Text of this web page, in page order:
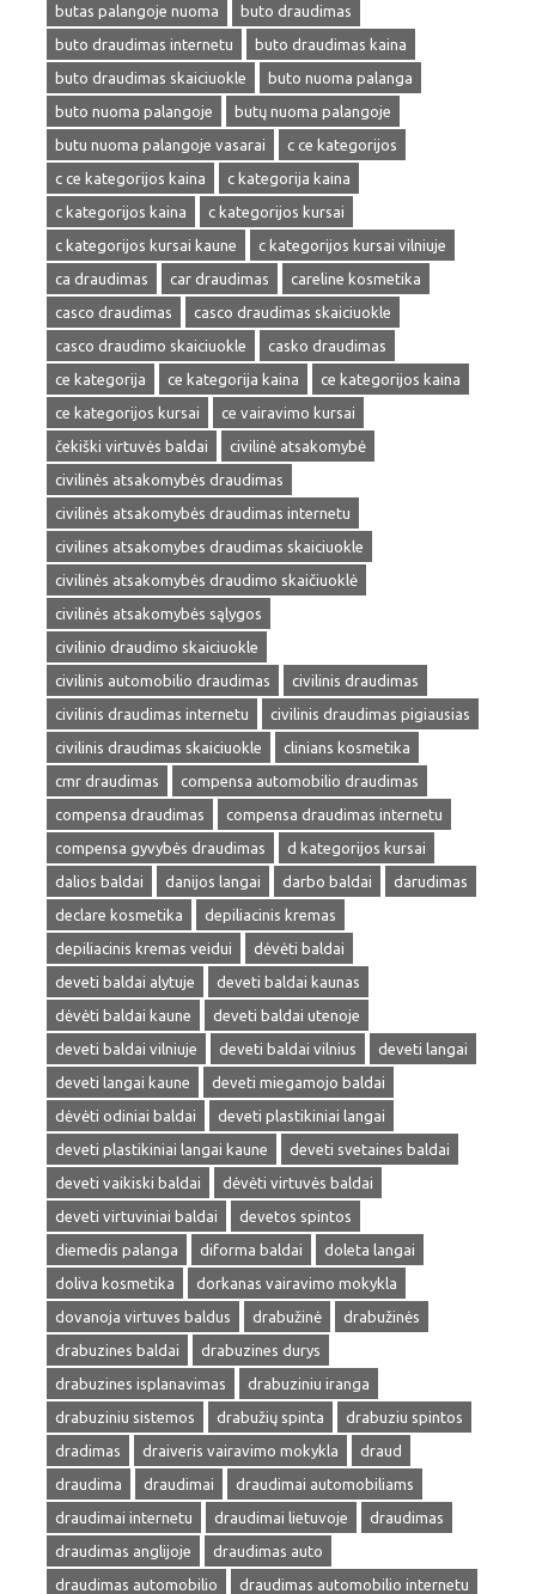
butas palangoje nuoma
buto draudimas
buto draudimas internetu
buto draudimas kaina
buto draudimas skaiciuokle
buto nuoma palanga
buto nuoma palangoje
butų nuoma palangoje
butu nuoma palangoje vasarai
c ce kategorijos
c ce kategorijos kaina
c kategorija kaina
c kategorijos kaina
c kategorijos kursai
c kategorijos kursai kaune
c kategorijos kursai vilniuje
ca draudimas
car draudimas
careline kosmetika
casco draudimas
casco draudimas skaiciuokle
casco draudimo skaiciuokle
casko draudimas
ce kategorija
ce kategorija kaina
ce kategorijos kaina
ce kategorijos kursai
ce vairavimo kursai
čekiški virtuvės baldai
civilinė atsakomybė
civilinės atsakomybės draudimas
civilinės atsakomybės draudimas internetu
civilines atsakomybes draudimas skaiciuokle
civilinės atsakomybės draudimo skaičiuoklė
civilinės atsakomybės sąlygos
civilinio draudimo skaiciuokle
civilinis automobilio draudimas
civilinis draudimas
civilinis draudimas internetu
civilinis draudimas pigiausias
civilinis draudimas skaiciuokle
clinians kosmetika
cmr draudimas
compensa automobilio draudimas
compensa draudimas
compensa draudimas internetu
compensa gyvybės draudimas
d kategorijos kursai
dalios baldai
danijos langai darbo baldai
darudimas
declare kosmetika
depiliacinis kremas
depiliacinis kremas veidui
dėvėti baldai
deveti baldai alytuje
deveti baldai kaunas
dėvėti baldai kaune
deveti baldai utenoje
deveti baldai vilniuje
deveti baldai vilnius
deveti langai
deveti langai kaune
deveti miegamojo baldai
dėvėti odiniai baldai
deveti plastikiniai langai
deveti plastikiniai langai kaune
deveti svetaines baldai
deveti vaikiski baldai
dėvėti virtuvės baldai
deveti virtuviniai baldai
devetos spintos
diemedis palanga
diforma baldai
doleta langai
doliva kosmetika
dorkanas vairavimo mokykla
dovanoja virtuves baldus
drabužinė
drabužinės
drabuzines baldai
drabuzines durys
drabuzines isplanavimas
drabuziniu iranga
drabuziniu sistemos
drabužių spinta
drabuziu spintos
dradimas
draiveris vairavimo mokykla
draud
draudima
draudimai
draudimai automobiliams
draudimai internetu
draudimai lietuvoje
draudimas
draudimas anglijoje
draudimas auto
draudimas automobilio
draudimas automobilio internetu